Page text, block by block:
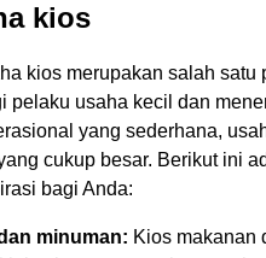
kios
kios merupakan salah
pelaku usaha kecil dan
yang sederhana,
cukup besar. Berikut ini
bagi Anda:
minuman: Kios makanan